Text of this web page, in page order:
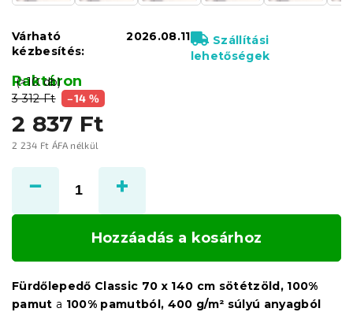
3 312 Ft –14 %
2 837 Ft
2 234 Ft ÁFA nélkül
Raktáron
(>10 db)
Várható
kézbesítés:
2026.08.11
Szállítási
lehetőségek
Hozzáadás a kosárhoz
Fürdőlepedő Classic 70 x 140 cm sötétzöld, 100%
pamut a 100% pamutból, 400 g/m² súlyú anyagból